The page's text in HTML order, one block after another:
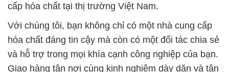
Giao hàng tận nơi cùng kinh nghiệm dày dặn và tận
tâm, chúng tôi đã phục vụ hàng trăm khách hàng
trong nhiều ngành khác nhau, từ thực phẩm, dược
phẩm đến công nghiệp hóa chất và nhiều lĩnh vực
khác.